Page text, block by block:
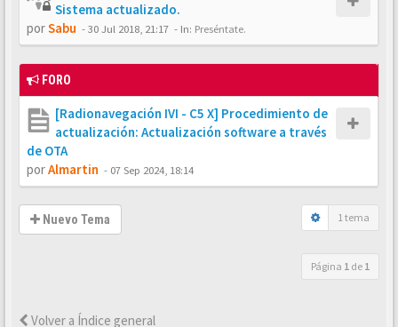
Sistema actualizado.
porSabu -30 Jul 2018, 21:17 - In: Preséntate.
FORO
[Radionavegación IVI - C5 X] Procedimiento de
actualización: Actualización software a través
de OTA
porAlmartin - 07 Sep 2024, 18:14
Nuevo Tema 1 tema
Página 1 de 1
Volver a Índice general